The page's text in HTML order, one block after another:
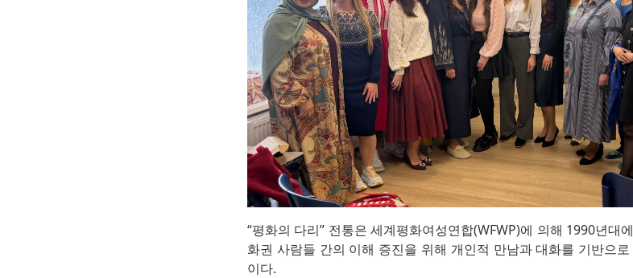
“평화의 다리” 전통은 세계평화여성연합(WFWP)에 의해 1990년대
화권 사람들 간의 이해 증진을 위해 개인적 만남과 대화를 기반으
이다.